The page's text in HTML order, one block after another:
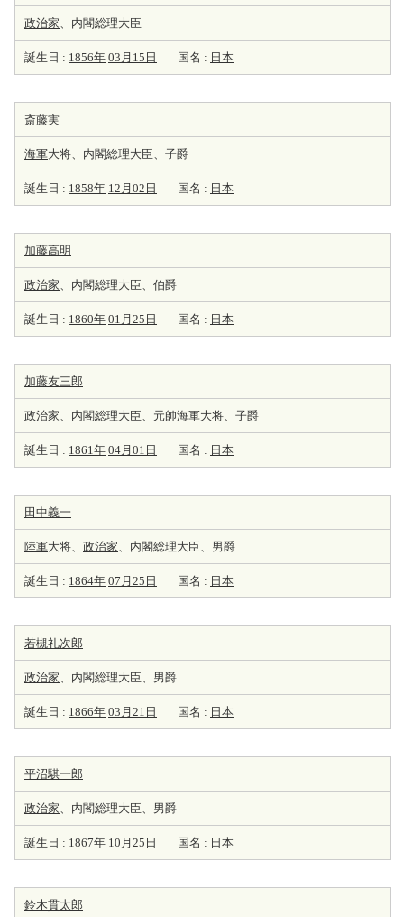
政治家、内閣総理大臣
誕生日 : 1856年 03月15日 国名 : 日本
斎藤実
海軍大将、内閣総理大臣、子爵
誕生日 : 1858年 12月02日 国名 : 日本
加藤高明
政治家、内閣総理大臣、伯爵
誕生日 : 1860年 01月25日 国名 : 日本
加藤友三郎
政治家、内閣総理大臣、元帥海軍大将、子爵
誕生日 : 1861年 04月01日 国名 : 日本
田中義一
陸軍大将、 政治家、内閣総理大臣、男爵
誕生日 : 1864年 07月25日 国名 : 日本
若槻礼次郎
政治家、内閣総理大臣、男爵
誕生日 : 1866年 03月21日 国名 : 日本
平沼騏一郎
政治家、内閣総理大臣、男爵
誕生日 : 1867年 10月25日 国名 : 日本
鈴木貫太郎